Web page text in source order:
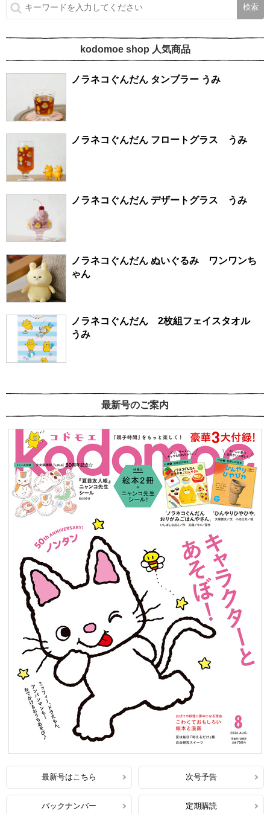
kodomoe shop 人気商品
ノラネコぐんだん タンブラー うみ
ノラネコぐんだん フロートグラス うみ
ノラネコぐんだん デザートグラス うみ
ノラネコぐんだん ぬいぐるみ ワンワンち
ゃん
ノラネコぐんだん 2枚組フェイスタオル
うみ
最新号のご案内
最新号はこちら 次号予告
バックナンバー 定期購読